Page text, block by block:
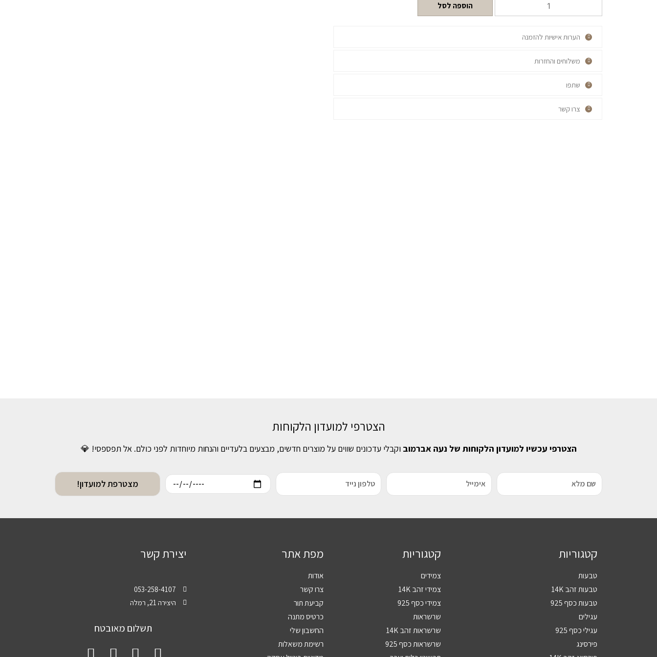
הוספה לסל
הערות אישיות להזמנה
משלוחים והחזרות
שתפו
צרו קשר
הצטרפי למועדון הלקוחות
הצטרפי עכשיו למועדון הלקוחות של נעה אברמוב וקבלי עדכונים שווים על מוצרים חדשים, מבצעים בלעדיים והנחות מיוחדות לפני כולם. אל תפספסי! 💎
מצטרפת למועדון!
קטגוריות
טבעות
טבעות זהב 14K
טבעות כסף 925
עגילים
עגילי כסף 925
פירסינג
קטגוריות
צמידים
צמידי זהב 14K
צמידי כסף 925
שרשראות
שרשראות זהב 14K
שרשראות כסף 925
מפת אתר
אודות
צרו קשר
קביעת תור
כרטיס מתנה
החשבון שלי
רשימת משאלות
יצירת קשר
053-258-4107
היצירה 21, רמלה
תשלום מאובטח